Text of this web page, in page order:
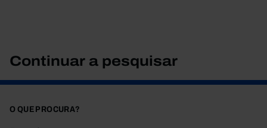
Continuar a pesquisar
O QUE PROCURA?